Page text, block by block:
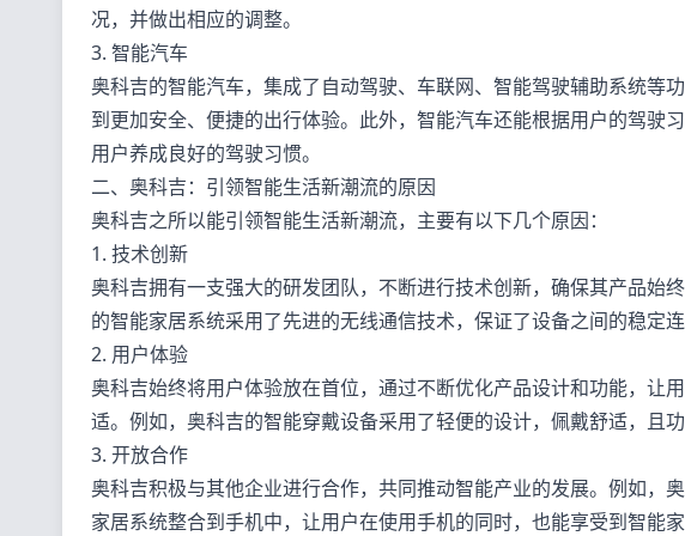
况，并做出相应的调整。
3. 智能汽车
奥科吉的智能汽车，集成了自动驾驶、车联网、智能驾驶辅助系统等
到更加安全、便捷的出行体验。此外，智能汽车还能根据用户的驾驶
用户养成良好的驾驶习惯。
二、奥科吉：引领智能生活新潮流的原因
奥科吉之所以能引领智能生活新潮流，主要有以下几个原因：
1. 技术创新
奥科吉拥有一支强大的研发团队，不断进行技术创新，确保其产品始
的智能家居系统采用了先进的无线通信技术，保证了设备之间的稳定连
2. 用户体验
奥科吉始终将用户体验放在首位，通过不断优化产品设计和功能，让
适。例如，奥科吉的智能穿戴设备采用了轻便的设计，佩戴舒适，且功
3. 开放合作
奥科吉积极与其他企业进行合作，共同推动智能产业的发展。例如，
家居系统整合到手机中，让用户在使用手机的同时，也能享受到智能家